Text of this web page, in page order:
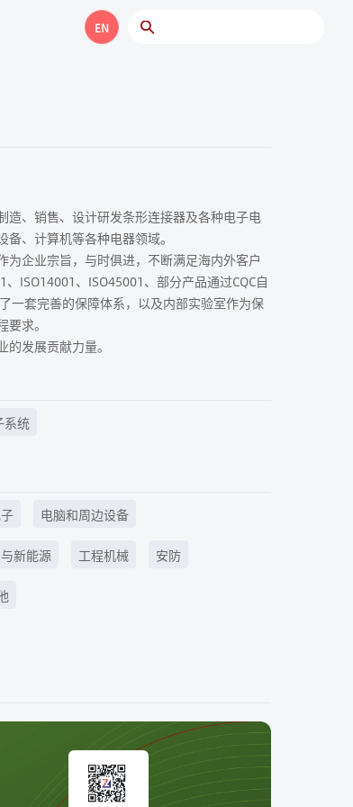
EN
造、销售、设计研发条形连接器及各种电子电
、计算机等各种电器领域。
为企业宗旨，与时俱进，不断满足海内外客户
ISO14001、ISO45001、部分产品通过CQC自
一套完善的保障体系，以及内部实验室作为保
求。
发展贡献力量。
系统
电脑和周边设备
新能源 工程机械 安防